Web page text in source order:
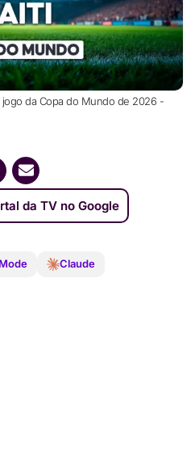
da Copa do Mundo de 2026 -
da TV no Google
Claude